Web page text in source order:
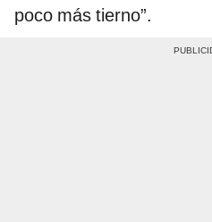
poco más tierno”.